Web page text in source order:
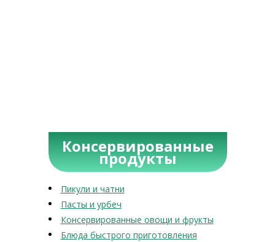
Консервированные
продукты
Пикули и чатни
Пасты и урбеч
Консервированные овощи и фрукты
Блюда быстрого приготовления